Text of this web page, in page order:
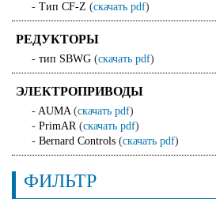
- Тип CF-Z (скачать pdf)
РЕДУКТОРЫ
- тип SBWG (скачать pdf)
ЭЛЕКТРОПРИВОДЫ
- AUMA(скачать pdf)
- PrimAR(скачать pdf)
- Bernard Controls (скачать pdf)
ФИЛЬТР